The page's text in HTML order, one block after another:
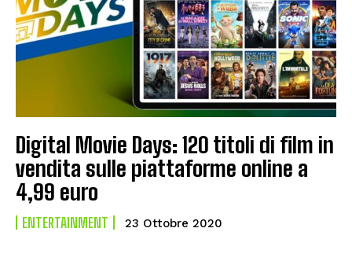
Digital Movie Days: 120 titoli di film in
vendita sulle piattaforme online a
4,99 euro
ENTERTAINMENT 23 Ottobre 2020